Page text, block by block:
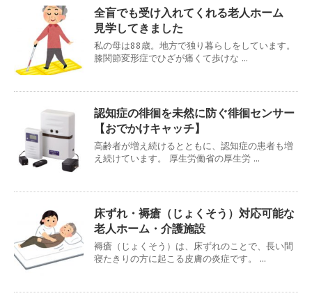
全盲でも受け入れてくれる老人ホーム
見学してきました
私の母は88歳。地方で独り暮らしをしています。
膝関節変形症でひざが痛くて歩けな ...
認知症の徘徊を未然に防ぐ徘徊センサー
【おでかけキャッチ】
高齢者が増え続けるとともに、認知症の患者も増
え続けています。 厚生労働省の厚生労 ...
床ずれ・褥瘡（じょくそう）対応可能な
老人ホーム・介護施設
褥瘡（じょくそう）は、床ずれのことで、長い間
寝たきりの方に起こる皮膚の炎症です。 ...